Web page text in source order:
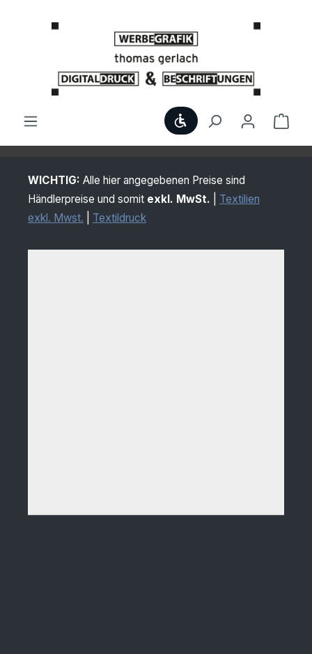
Werkzeugleiste
WICHTIG: Alle hier angegebenen Preise sind
Händlerpreise und somit exkl. MwSt.
Textilien
exkl. Mwst.
Textildruck